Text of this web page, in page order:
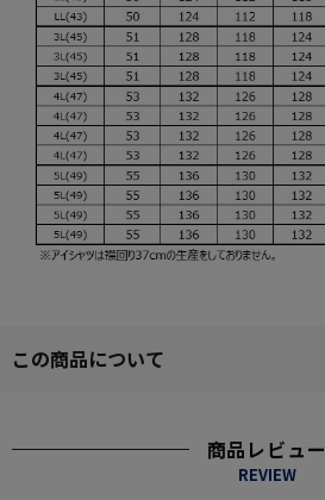
この商品について
商品レビュー
REVIEW